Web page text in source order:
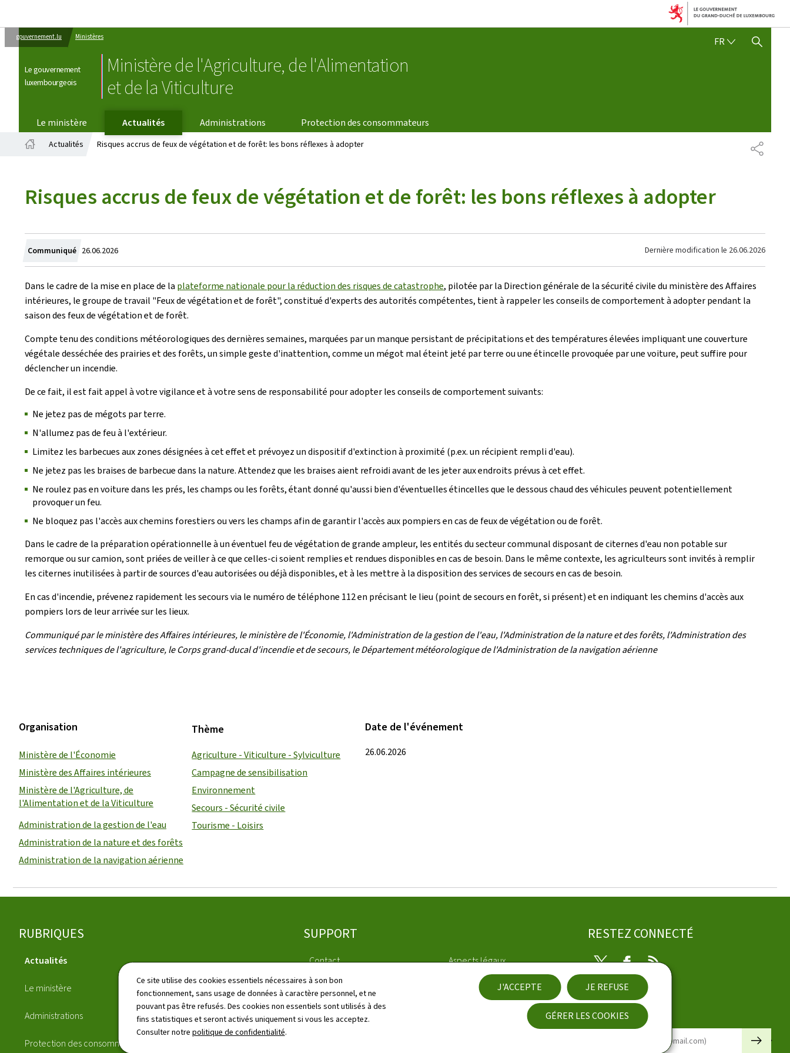
Ce site utilise des cookies essentiels nécessaires à son bon
fonctionnement, sans usage de données à caractère personnel, et ne
pouvant pas être refusés. Des cookies non essentiels sont utilisés à des
fins statistiques et seront activés uniquement si vous les acceptez.
Consulter notre politique de confidentialité.
J'ACCEPTE JE REFUSE
GÉRER LES COOKIES
gouvernement.lu Ministères
Le gouvernement
luxembourgeois
Ministère de l'Agriculture, de l'Alimentation
et de la Viticulture
FRFRANÇAIS
AFFICHER / MASQUER
Le ministère Actualités Administrations
Protection des consommateurs
Actualités Risques accrus de feux de végétation et de forêt: les bons réflexes à adopter
Risques accrus de feux de végétation et de forêt: les bons réflexes à adopter
Communiqué Crée
le
26.06.2026 Dernière modification le 26.06.2026
Dans le cadre de la mise en place de la plateforme nationale pour la réduction des risques de catastrophe, pilotée par la Direction générale de la sécurité civile du ministère des Affaires
intérieures, le groupe de travail "Feux de végétation et de forêt", constitué d'experts des autorités compétentes, tient à rappeler les conseils de comportement à adopter pendant la
saison des feux de végétation et de forêt.
Compte tenu des conditions météorologiques des dernières semaines, marquées par un manque persistant de précipitations et des températures élevées impliquant une couverture
végétale desséchée des prairies et des forêts, un simple geste d'inattention, comme un mégot mal éteint jeté par terre ou une étincelle provoquée par une voiture, peut suffire pour
déclencher un incendie.
De ce fait, il est fait appel à votre vigilance et à votre sens de responsabilité pour adopter les conseils de comportement suivants:
Ne jetez pas de mégots par terre.
N'allumez pas de feu à l'extérieur.
Limitez les barbecues aux zones désignées à cet effet et prévoyez un dispositif d'extinction à proximité (p.ex. un récipient rempli d'eau).
Ne jetez pas les braises de barbecue dans la nature. Attendez que les braises aient refroidi avant de les jeter aux endroits prévus à cet effet.
Ne roulez pas en voiture dans les prés, les champs ou les forêts, étant donné qu'aussi bien d'éventuelles étincelles que le dessous chaud des véhicules peuvent potentiellement
provoquer un feu.
Ne bloquez pas l'accès aux chemins forestiers ou vers les champs afin de garantir l'accès aux pompiers en cas de feux de végétation ou de forêt.
Dans le cadre de la préparation opérationnelle à un éventuel feu de végétation de grande ampleur, les entités du secteur communal disposant de citernes d'eau non potable sur
remorque ou sur camion, sont priées de veiller à ce que celles-ci soient remplies et rendues disponibles en cas de besoin. Dans le même contexte, les agriculteurs sont invités à remplir
les citernes inutilisées à partir de sources d'eau autorisées ou déjà disponibles, et à les mettre à la disposition des services de secours en cas de besoin.
En cas d'incendie, prévenez rapidement les secours via le numéro de téléphone 112 en précisant le lieu (point de secours en forêt, si présent) et en indiquant les chemins d'accès aux
pompiers lors de leur arrivée sur les lieux.
Communiqué par le ministère des Affaires intérieures, le ministère de l'Économie, l'Administration de la gestion de l'eau, l'Administration de la nature et des forêts, l'Administration des
services techniques de l'agriculture, le Corps grand-ducal d'incendie et de secours, le Département météorologique de l'Administration de la navigation aérienne
Organisation
Ministère de l'Économie
Ministère des Affaires intérieures
Ministère de l'Agriculture, de
l'Alimentation et de la Viticulture
Administration de la gestion de l'eau
Administration de la nature et des forêts
Administration de la navigation aérienne
Thème
Agriculture - Viticulture - Sylviculture
Campagne de sensibilisation
Environnement
Secours - Sécurité civile
Tourisme - Loisirs
Date de l'événement
26.06.2026
Pied
de
RUBRIQUES
Actualités
Le ministère
Administrations
Protection des consommateurs
Annuaire
Démarches
SUPPORT
Contact
Plan du site
À propos du site
Aspects légaux
Déclaration d'accessibilité
RESTEZ CONNECTÉ
TwitterFacebook
RSS
Newsletter
🡒